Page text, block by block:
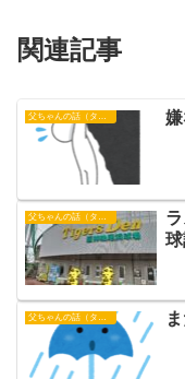
関連記事
父ちゃんの話（タイガース）
父ちゃんの話（タイガース）
球